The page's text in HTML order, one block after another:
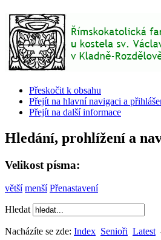
Přeskočit k obsahu
Přejít na hlavní navigaci a
Přejít na další informace
Hledání, prohlížení a
Velikost písma:
větší menší Přenastavení
Hledat
Nacházíte se zde: Index Senioři Latest